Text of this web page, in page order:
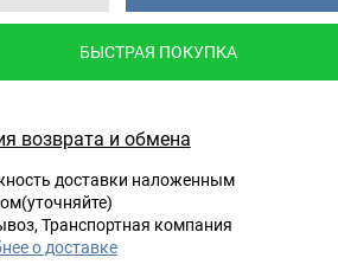
БЫСТРАЯ ПОКУПКА
возврата и обмена
доставки наложенным
Транспортная компания
о доставке